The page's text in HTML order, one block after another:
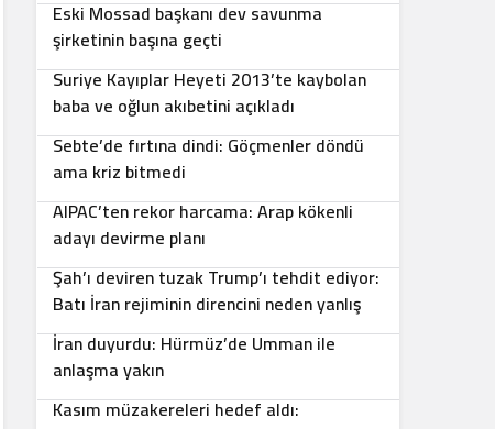
Eski Mossad başkanı dev savunma
şirketinin başına geçti
4
Suriye Kayıplar Heyeti 2013’te kaybolan
baba ve oğlun akıbetini açıkladı
5
Sebte’de fırtına dindi: Göçmenler döndü
ama kriz bitmedi
6
AIPAC’ten rekor harcama: Arap kökenli
adayı devirme planı
7
Şah’ı deviren tuzak Trump’ı tehdit ediyor:
Batı İran rejiminin direncini neden yanlış
anlıyor
8
İran duyurdu: Hürmüz’de Umman ile
anlaşma yakın
9
Kasım müzakereleri hedef aldı: